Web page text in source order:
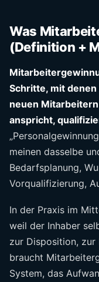
Was
(Definition +
Schritte, mit
neuen
anspricht,
meinen dasselbe
Bedarfsplanung,
Vorqualifizierung,
In der Praxis im
weil der Inhaber
zur Disposition, zur
braucht
System, das